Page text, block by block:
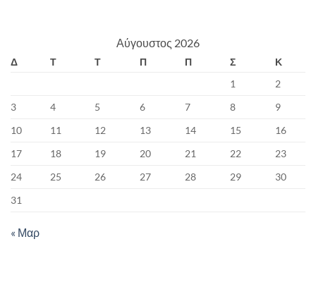
Αύγουστος 2026
Δ Τ Τ Π Π Σ
Κ
1
2
3
4 5 6 7 8
9
10
11 12 13 14 15
16
17
18 19 20 21 22
23
24
25 26 27 28 29
30
31
« Μαρ